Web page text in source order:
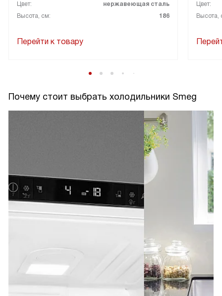
Цвет:
нержавеющая сталь
Высота, см:
186
Перейти к товару
Цвет:
Высота,
Почему стоит выбрать холодильники Smeg